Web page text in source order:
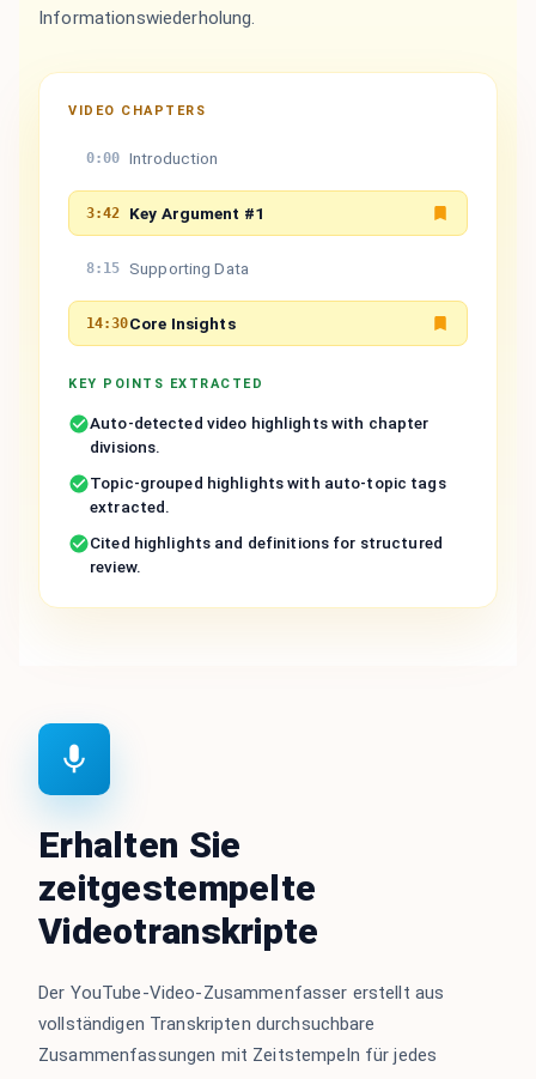
VIDEO CHAPTERS
0:00 Introduction
3:42 Key Argument #1
8:15 Supporting Data
14:30Core Insights
KEY POINTS EXTRACTED
Auto-detected video highlights with chapter
divisions.
Topic-grouped highlights with auto-topic tags
extracted.
Cited highlights and definitions for structured
review.
Informationswiederholung.
Erhalten Sie
zeitgestempelte
Videotranskripte
Der YouTube-Video-Zusammenfasser erstellt aus
vollständigen Transkripten durchsuchbare
Zusammenfassungen mit Zeitstempeln für jedes